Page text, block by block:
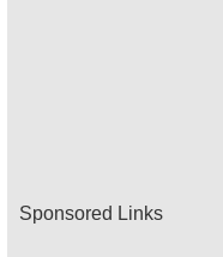
Sponsored Links